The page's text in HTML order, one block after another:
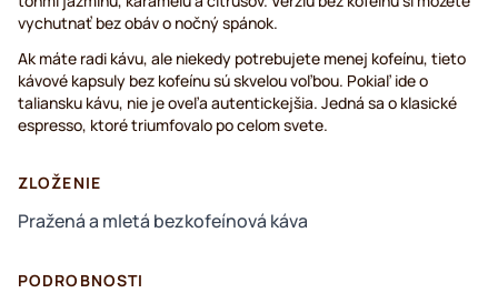
vychutnať bez obáv o nočný spánok.
Ak máte radi kávu, ale niekedy potrebujete menej kofeínu, tieto
kávové kapsuly bez kofeínu sú skvelou voľbou. Pokiaľ ide o
taliansku kávu, nie je oveľa autentickejšia. Jedná sa o klasické
espresso, ktoré triumfovalo po celom svete.
ZLOŽENIE
Pražená a mletá bezkofeínová káva
PODROBNOSTI